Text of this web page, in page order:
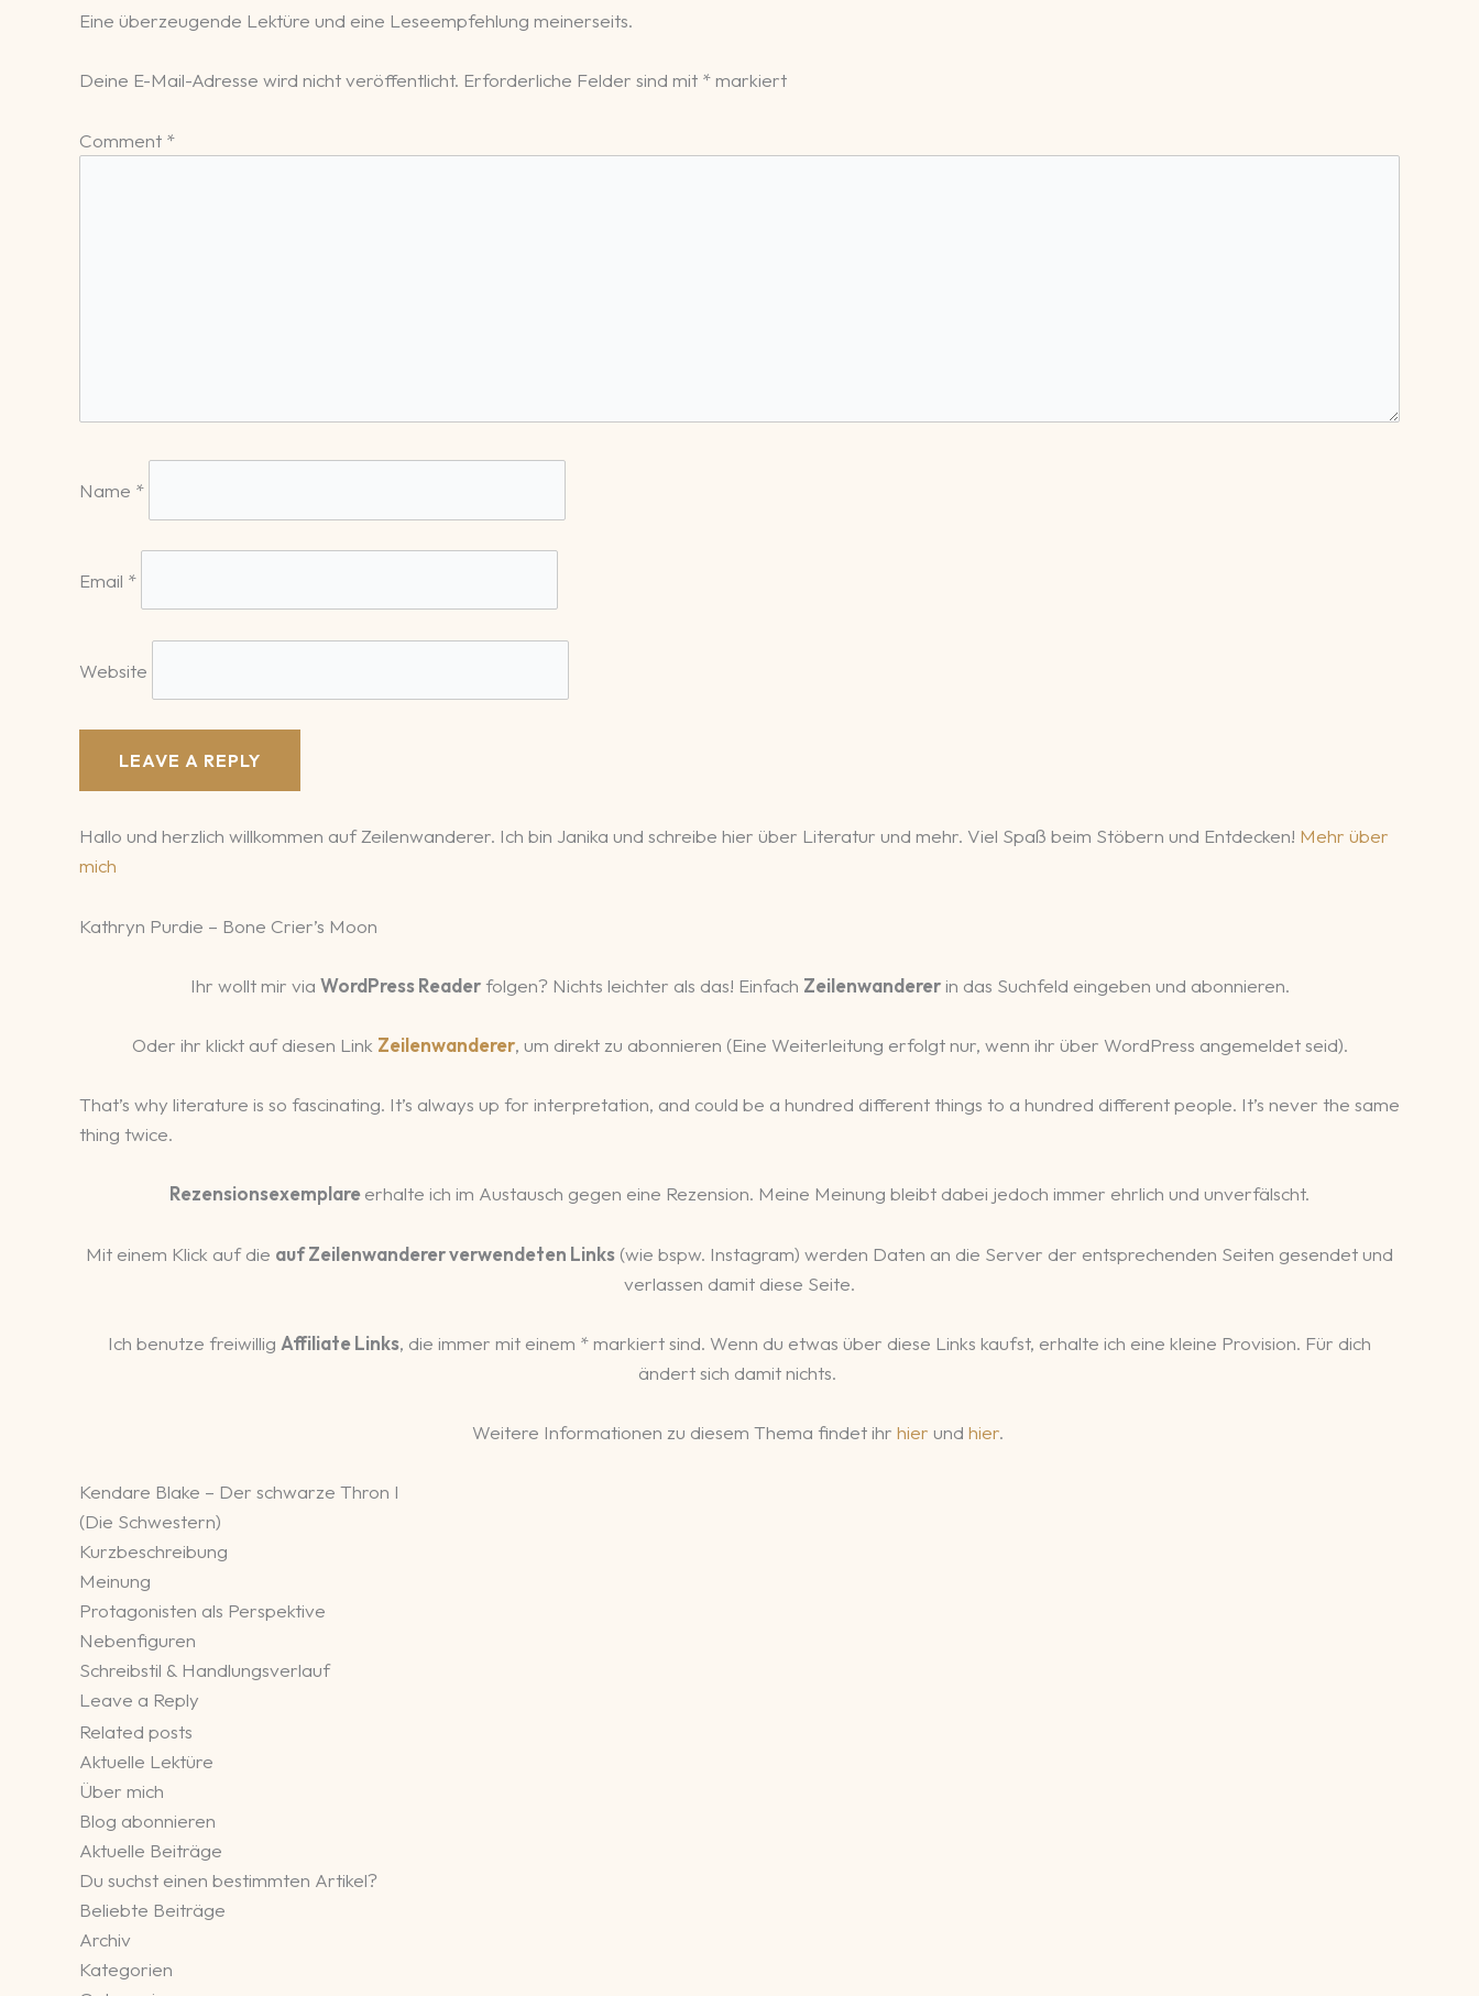
Eine überzeugende Lektüre und eine Leseempfehlung meinerseits.
Deine E-Mail-Adresse wird nicht veröffentlicht. Erforderliche Felder sind mit *markiert
Comment *
Name *
Email *
Website
Hallo und herzlich willkommen auf Zeilenwanderer. Ich bin Janika und schreibe hier über Literatur und mehr. Viel Spaß beim Stöbern und Entdecken! Mehr über
mich
Kathryn Purdie – Bone Crier’s Moon
Ihr wollt mir via WordPress Readerfolgen? Nichts leichter als das! Einfach Zeilenwandererin das Suchfeld eingeben und abonnieren.
Oder ihr klickt auf diesen Link Zeilenwanderer, um direkt zu abonnieren (Eine Weiterleitung erfolgt nur, wenn ihr über WordPress angemeldet seid).
That’s why literature is so fascinating. It’s always up for interpretation, and could be a hundred different things to a hundred different people. It’s never the same
thing twice.
Rezensionsexemplareerhalte ich im Austausch gegen eine Rezension. Meine Meinung bleibt dabei jedoch immer ehrlich und unverfälscht.
Mit einem Klick auf die auf Zeilenwanderer verwendeten Links (wie bspw. Instagram) werden Daten an die Server der entsprechenden Seiten gesendet und
verlassen damit diese Seite.
Ich benutze freiwillig Affiliate Links, die immer mit einem * markiert sind. Wenn du etwas über diese Links kaufst, erhalte ich eine kleine Provision. Für dich
ändert sich damit nichts.
Weitere Informationen zu diesem Thema findet ihr hier und hier.
Kendare Blake – Der schwarze Thron I
(Die Schwestern)
Kurzbeschreibung
Meinung
Protagonisten als Perspektive
Nebenfiguren
Schreibstil & Handlungsverlauf
Leave a Reply
Related posts
Aktuelle Lektüre
Über mich
Blog abonnieren
Aktuelle Beiträge
Du suchst einen bestimmten Artikel?
Beliebte Beiträge
Archiv
Kategorien